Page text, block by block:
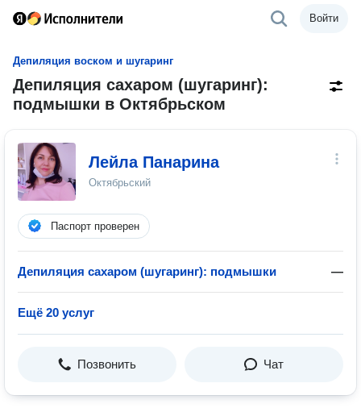
Войти
Депиляция воском и шугаринг
Депиляция сахаром (шугаринг):
подмышки в Октябрьском
Лейла Панарина
Октябрьский
Паспорт проверен
Депиляция сахаром (шугаринг): подмышки —
Ещё 20 услуг
Позвонить Чат